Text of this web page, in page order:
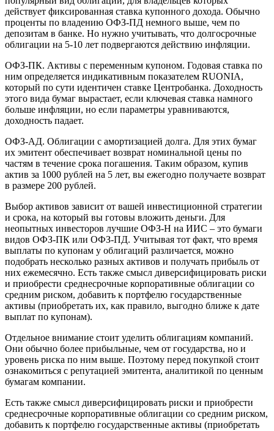
действует фиксированная ставка купонного дохода. Обычно
проценты по владению ОФЗ-ПД немного выше, чем по
депозитам в банке. Но нужно учитывать, что долгосрочные
облигации на 5-10 лет подвергаются действию инфляции.
ОФЗ-ПК. Активы с переменным купоном. Годовая ставка по
ним определяется индикативным показателем RUONIA,
который по сути идентичен ставке Центробанка. Доходность
этого вида бумаг вырастает, если ключевая ставка намного
больше инфляции, но если параметры уравниваются,
доходность падает.
ОФЗ-АД. Облигации с амортизацией долга. Для этих бумаг
их эмитент обеспечивает возврат номинальной цены по
частям в течение срока погашения. Таким образом, купив
актив за 1000 рублей на 5 лет, вы ежегодно получаете возврат
в размере 200 рублей.
Выбор активов зависит от вашей инвестиционной стратегии
и срока, на который вы готовы вложить деньги. Для
неопытных инвесторов лучшие ОФЗ-Н на ИИС – это бумаги
видов ОФЗ-ПК или ОФЗ-ПД. Учитывая тот факт, что время
выплаты по купонам у облигаций различается, можно
подобрать несколько разных активов и получать прибыль от
них ежемесячно. Есть также смысл диверсифицировать риски
и приобрести среднесрочные корпоративные облигации со
средним риском, добавить к портфелю государственные
активы (приобретать их, как правило, выгодно ближе к дате
выплат по купонам).
Отдельное внимание стоит уделить облигациям компаний.
Они обычно более прибыльные, чем от государства, но и
уровень риска по ним выше. Поэтому перед покупкой стоит
ознакомиться с репутацией эмитента, аналитикой по ценным
бумагам компании.
Есть также смысл диверсифицировать риски и приобрести
среднесрочные корпоративные облигации со средним риском,
добавить к портфелю государственные активы (приобретать